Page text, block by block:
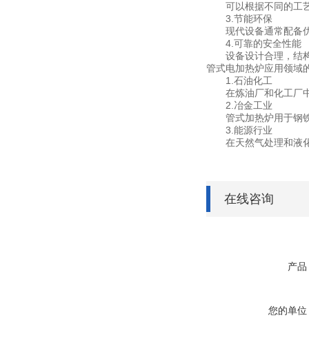
可以根据不同的工艺
3.节能环保
现代设备通常配备优
4.可靠的安全性能
设备设计合理，结构
管式电加热炉应用领域
1.石油化工
在炼油厂和化工厂中
2.冶金工业
管式加热炉用于钢铁
3.能源行业
在天然气处理和液化
在线咨询
产品
您的单位